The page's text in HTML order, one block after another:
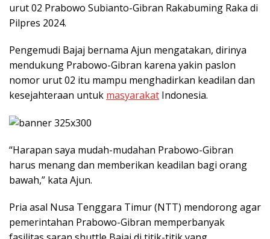
urut 02 Prabowo Subianto-Gibran Rakabuming Raka di
Pilpres 2024.
Pengemudi Bajaj bernama Ajun mengatakan, dirinya
mendukung Prabowo-Gibran karena yakin paslon
nomor urut 02 itu mampu menghadirkan keadilan dan
kesejahteraan untuk masyarakat Indonesia.
“Harapan saya mudah-mudahan Prabowo-Gibran
harus menang dan memberikan keadilan bagi orang
bawah,” kata Ajun.
Pria asal Nusa Tenggara Timur (NTT) mendorong agar
pemerintahan Prabowo-Gibran memperbanyak